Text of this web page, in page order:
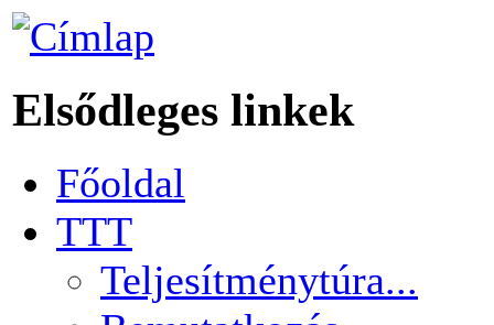
Elsődleges linkek
Főoldal
TTT
Teljesítménytúra...